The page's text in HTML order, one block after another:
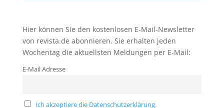
Hier können Sie den kostenlosen E-Mail-Newsletter
von revista.de abonnieren. Sie erhalten jeden
Wochentag die aktuellsten Meldungen per E-Mail:
E-Mail Adresse
Ich akzeptiere die Datenschutzerklärung.